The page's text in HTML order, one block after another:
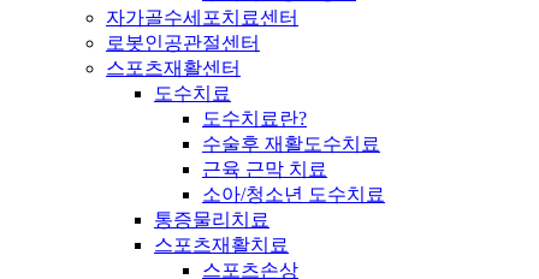
자가골수세포치료센터
로봇인공관절센터
스포츠재활센터
도수치료
도수치료란?
수술후 재활도수치료
근육 근막 치료
소아/청소년 도수치료
통증물리치료
스포츠재활치료
스포츠손상